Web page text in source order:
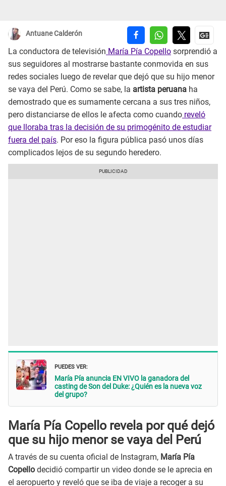
Antuane Calderón
La conductora de televisión María Pía Copello sorprendió a
sus seguidores al mostrarse bastante conmovida en sus
redes sociales luego de revelar que dejó que su hijo menor
se vaya del Perú. Como se sabe, la artista peruana ha
demostrado que es sumamente cercana a sus tres niños,
pero distanciarse de ellos le afecta como cuando reveló
que lloraba tras la decisión de su primogénito de estudiar
fuera del país. Por eso la figura pública pasó unos días
complicados lejos de su segundo heredero.
PUEDES VER:
María Pía anuncia EN VIVO la ganadora del
casting de Son del Duke: ¿Quién es la nueva voz
del grupo?
María Pía Copello revela por qué dejó
que su hijo menor se vaya del Perú
A través de su cuenta oficial de Instagram, María Pía
Copello decidió compartir un video donde se le aprecia en
el aeropuerto y reveló que se iba de viaje a recoger a su